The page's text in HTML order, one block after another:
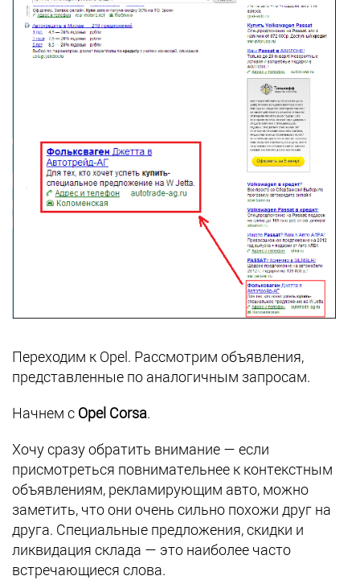
Переходим к Opel. Рассмотрим объявления,
представленные по аналогичным запросам.
Начнем с Opel Corsa.
Хочу сразу обратить внимание — если
присмотреться повнимательнее к контекстным
объявлениям, рекламирующим авто, можно
заметить, что они очень сильно похожи друг на
друга. Специальные предложения, скидки и
ликвидация склада — это наиболее часто
встречающиеся слова.